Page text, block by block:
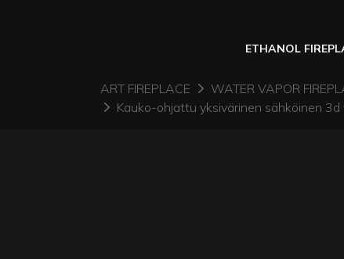
ETHANOL
ART FIREPLACE WATER VAPOR
Kauko-ohjattu yksivärinen sähköinen